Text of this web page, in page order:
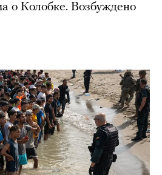
о Колобке. Возбуждено